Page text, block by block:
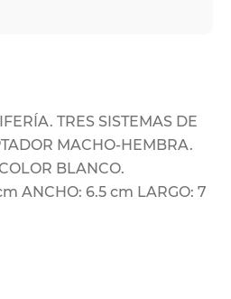
TRES SISTEMAS DE
MACHO-HEMBRA.
BLANCO.
ANCHO: 6.5 cm LARGO: 7